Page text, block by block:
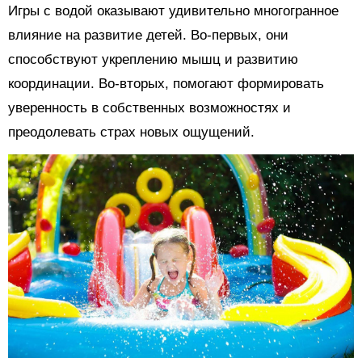
Игры с водой оказывают удивительно многогранное
влияние на развитие детей. Во-первых, они
способствуют укреплению мышц и развитию
координации. Во-вторых, помогают формировать
уверенность в собственных возможностях и
преодолевать страх новых ощущений.